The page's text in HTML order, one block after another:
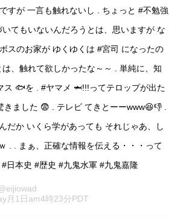
すが 一言も触れないし . ちょっと #不勉強
てもいないんだろうとは、思いますが な
スのお家が ゆくゆくは #宮司 になったの
、触れて欲しかったな～～ . 単純に、知
ス 🐟を . #ヤマメ 🦈!!!ってテロップが出た
ました 😨 . テレビ てきとーーwww😆👎 .
だか いくら学があっても それじゃあ、し
. . まぁ、正確な情報を伝える・・・って
日本史 #歴史 #九鬼水軍 #九鬼嘉隆
月1日am4時23分PDT